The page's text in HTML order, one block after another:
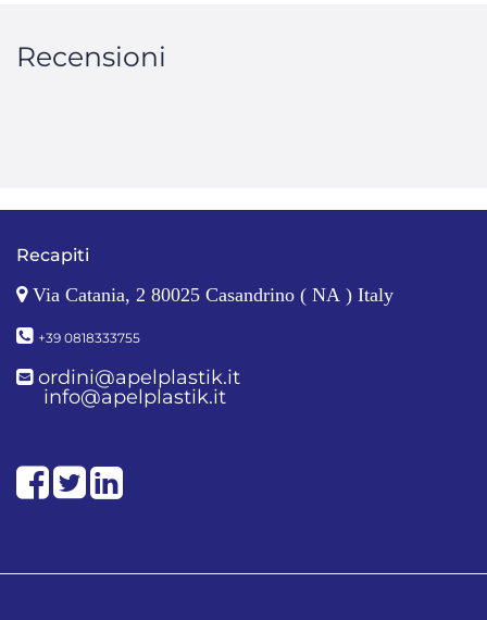
Recensioni
Recapiti
Via Catania, 2 80025 Casandrino ( NA ) Italy
+39 0818333755
ordini@apelplastik.it
info@apelplastik.it
Facebook
TwitterLinkedIn